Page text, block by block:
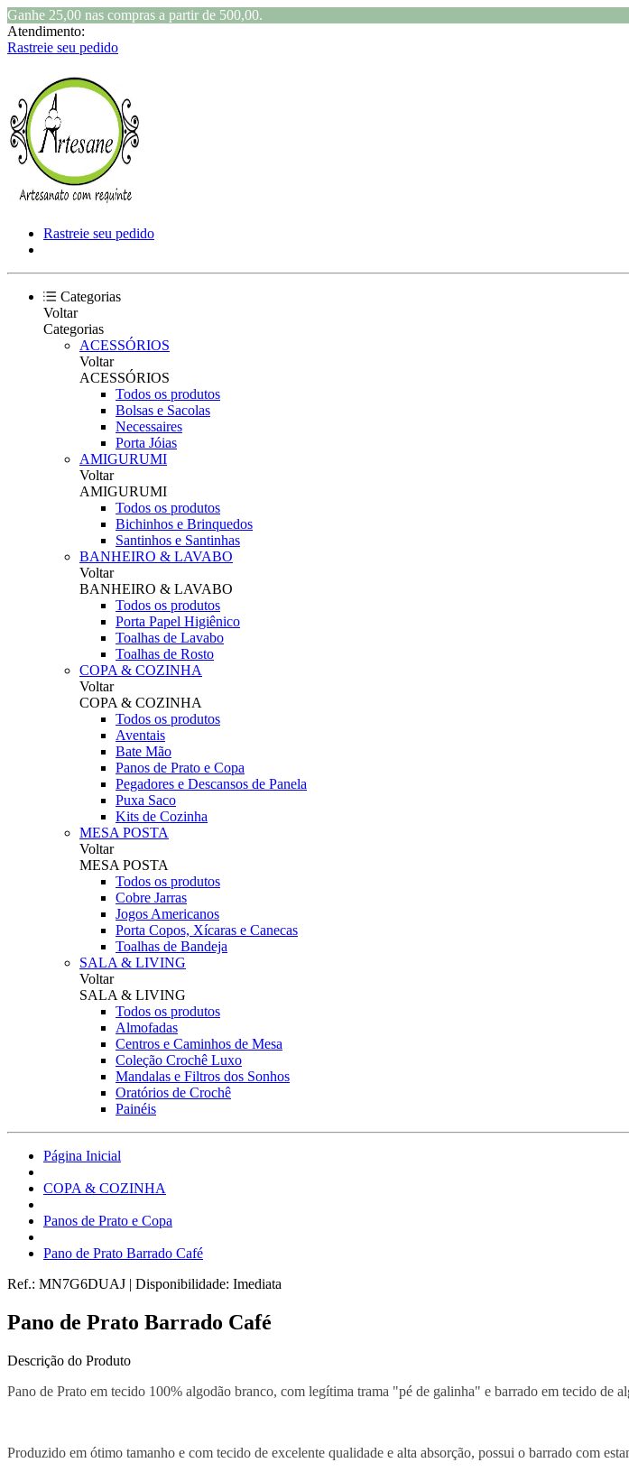
Ganhe 25,00 nas compras a partir de 500,00.
Atendimento:
Rastreie seu pedido
Rastreie seu pedido
Categorias
Voltar
Categorias
ACESSÓRIOS
Voltar
ACESSÓRIOS
Todos os produtos
Bolsas e Sacolas
Necessaires
Porta Jóias
AMIGURUMI
Voltar
AMIGURUMI
Todos os produtos
Bichinhos e Brinquedos
Santinhos e Santinhas
BANHEIRO & LAVABO
Voltar
BANHEIRO & LAVABO
Todos os produtos
Porta Papel Higiênico
Toalhas de Lavabo
Toalhas de Rosto
COPA & COZINHA
Voltar
COPA & COZINHA
Todos os produtos
Aventais
Bate Mão
Panos de Prato e Copa
Pegadores e Descansos de Panela
Puxa Saco
Kits de Cozinha
MESA POSTA
Voltar
MESA POSTA
Todos os produtos
Cobre Jarras
Jogos Americanos
Porta Copos, Xícaras e Canecas
Toalhas de Bandeja
SALA & LIVING
Voltar
SALA & LIVING
Todos os produtos
Almofadas
Centros e Caminhos de Mesa
Coleção Crochê Luxo
Mandalas e Filtros dos Sonhos
Oratórios de Crochê
Painéis
Página Inicial
COPA & COZINHA
Panos de Prato e Copa
Pano de Prato Barrado Café
Ref.: MN7G6DUAJ | Disponibilidade: Imediata
Pano de Prato Barrado Café
Descrição do Produto
Pano de Prato em tecido 100% algodão branco, com legítima trama "pé de galinha" e barrado em tecido de
Produzido em ótimo tamanho e com tecido de excelente qualidade e alta absorção, possui o barrado com